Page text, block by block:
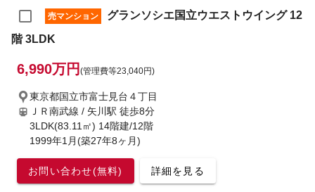
売マンション
グランソシエ国立ウエストウイング 12
階 3LDK
6,990万円 (管理費等23,040円)
東京都国立市富士見台４丁目
ＪＲ南武線 / 矢川駅 徒歩8分
3LDK(83.11㎡) 14階建/12階
1999年1月(築27年8ヶ月)
お問い合わせ(無料) 詳細を見る